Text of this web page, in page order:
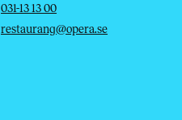
Telefon
031-13 13 00
E-post
restaurang@opera.se